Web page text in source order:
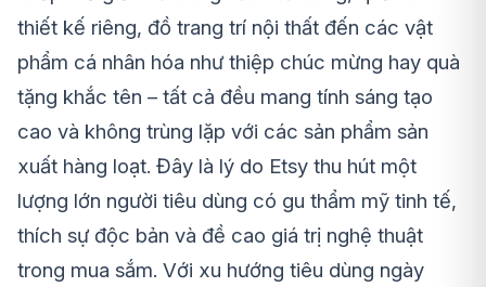
thiết kế riêng, đồ trang trí nội thất đến các vật
phẩm cá nhân hóa như thiệp chúc mừng hay quà
tặng khắc tên – tất cả đều mang tính sáng tạo
cao và không trùng lặp với các sản phẩm sản
xuất hàng loạt. Đây là lý do Etsy thu hút một
lượng lớn người tiêu dùng có gu thẩm mỹ tinh tế,
thích sự độc bản và đề cao giá trị nghệ thuật
trong mua sắm. Với xu hướng tiêu dùng ngày